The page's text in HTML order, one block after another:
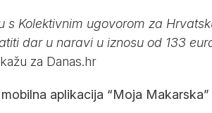
s Kolektivnim ugovorom za
dar u naravi u iznosu od 133
za Danas.hr
aplikacija “Moja Makarska”